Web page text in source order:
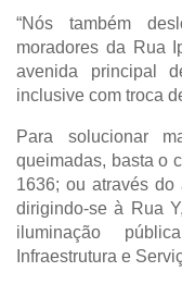
“Nós também
moradores da Rua
avenida principal
inclusive com troca
Para solucionar
queimadas, basta o
1636; ou através
dirigindo-se à Rua
iluminação
Infraestrutura e